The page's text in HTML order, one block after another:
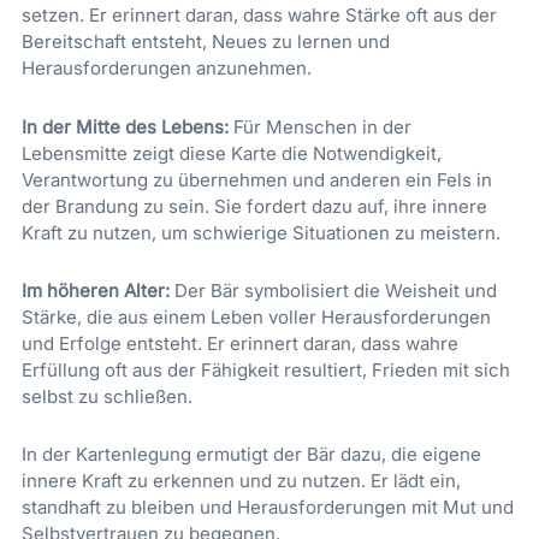
setzen. Er erinnert daran, dass wahre Stärke oft aus der
Bereitschaft entsteht, Neues zu lernen und
Herausforderungen anzunehmen.
In der Mitte des Lebens: Für Menschen in der
Lebensmitte zeigt diese Karte die Notwendigkeit,
Verantwortung zu übernehmen und anderen ein Fels in
der Brandung zu sein. Sie fordert dazu auf, ihre innere
Kraft zu nutzen, um schwierige Situationen zu meistern.
Im höheren Alter: Der Bär symbolisiert die Weisheit und
Stärke, die aus einem Leben voller Herausforderungen
und Erfolge entsteht. Er erinnert daran, dass wahre
Erfüllung oft aus der Fähigkeit resultiert, Frieden mit sich
selbst zu schließen.
In der Kartenlegung ermutigt der Bär dazu, die eigene
innere Kraft zu erkennen und zu nutzen. Er lädt ein,
standhaft zu bleiben und Herausforderungen mit Mut und
Selbstvertrauen zu begegnen.